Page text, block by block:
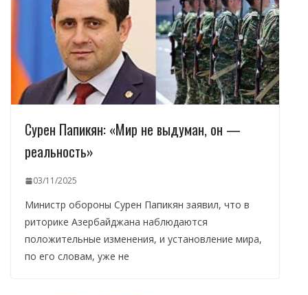
Сурен Папикян: «Мир не выдуман, он —
реальность»
03/11/2025
Министр обороны Сурен Папикян заявил, что в
риторике Азербайджана наблюдаются
положительные изменения, и установление мира,
по его словам, уже не